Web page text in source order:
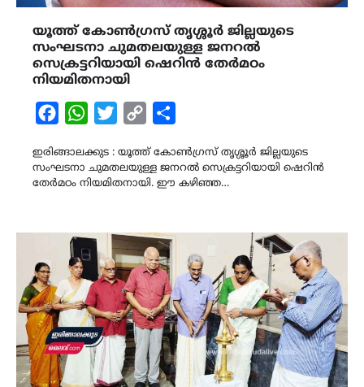
യൂത്ത് കോൺഗ്രസ് തൃശ്ശൂർ ജില്ലയുടെ
സംഘടനാ ചുമതലയുള്ള ജനറൽ
സെക്രട്ടറിയായി ഷെറിൻ തേർമഠം
നിയമിതനായി
FacebookWhatsAppTwitterCopy
ഇരിങ്ങാലക്കുട : യൂത്ത് കോൺഗ്രസ് തൃശ്ശൂർ ജില്ലയുടെ
സംഘടനാ ചുമതലയുള്ള ജനറൽ സെക്രട്ടറിയായി ഷെറിൻ
തേർമഠം നിയമിതനായി. ഈ കഴിഞ്ഞ…